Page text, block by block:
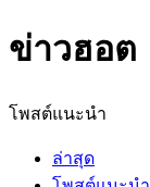
ข่าวฮอต
โพสต์แนะนำ
ล่าสุด